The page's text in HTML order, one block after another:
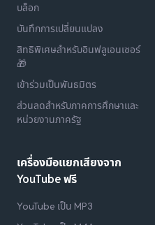
บล็อก
บันทึกการเปลี่ยนแปลง
สิทธิพิเศษสำหรับอินฟลูเอนเซอร์
🎁
เข้าร่วมเป็นพันธมิตร
ส่วนลดสำหรับภาคการศึกษาและ
หน่วยงานภาครัฐ
เครื่องมือแยกเสียงจาก
YouTube ฟรี
YouTube เป็น MP3